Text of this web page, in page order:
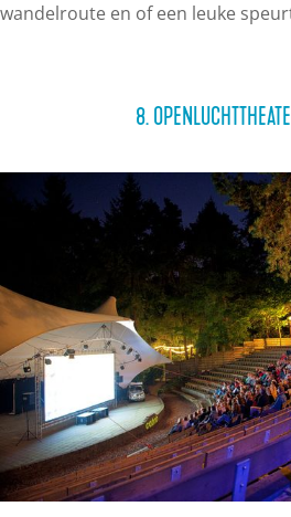
wandelroute en of een leuke
8.